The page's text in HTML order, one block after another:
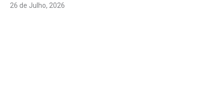
26 de Julho, 2026